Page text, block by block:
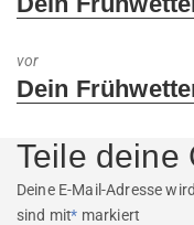
vor
Next
Dein
Teile deine
Deine E-Mail-Adresse
sind mit* markiert